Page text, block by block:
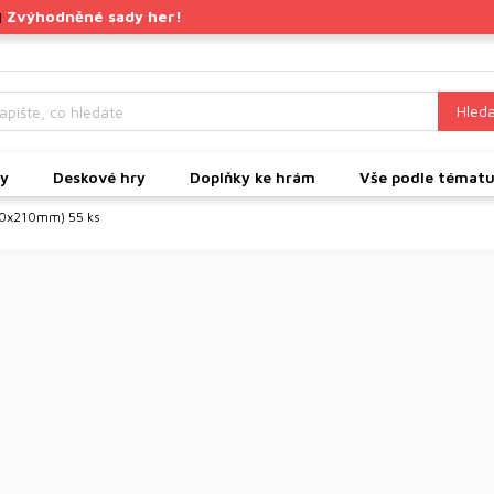
| Zvýhodněné sady her!
Deskové hry Doplňky ke hrám Vše podle tématu
55 ks